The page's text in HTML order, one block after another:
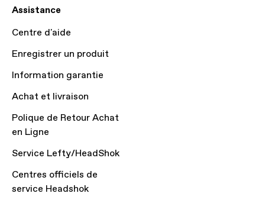
Assistance
Centre d'aide
Enregistrer un produit
Information garantie
Achat et livraison
Polique de Retour Achat
en Ligne
Service Lefty/HeadShok
Centres officiels de
service Headshok